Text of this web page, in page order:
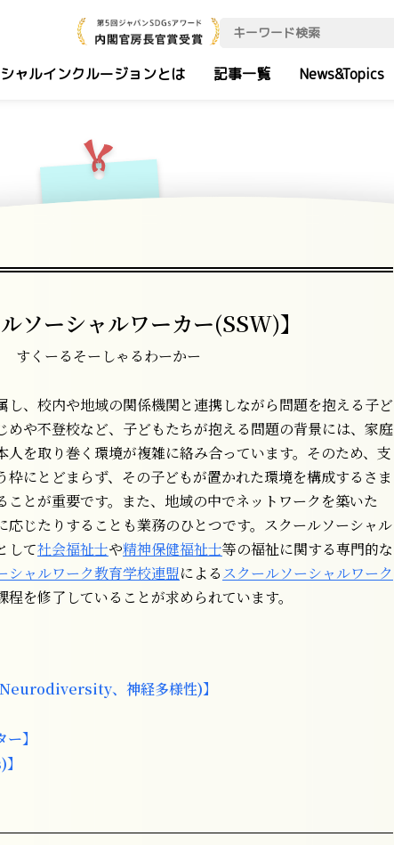
ャルインクルージョンとは 記事一覧 News&Topics
ルソーシャルワーカー(SSW)】
すくーるそーしゃるわーかー
し、校内や地域の関係機関と連携しながら問題を抱える子ど
めや不登校など、子どもたちが抱える問題の背景には、家庭
人を取り巻く環境が複雑に絡み合っています。そのため、支
枠にとどまらず、その子どもが置かれた環境を構成するさま
ことが重要です。また、地域の中でネットワークを築いた
応じたりすることも業務のひとつです。スクールソーシャル
して社会福祉士や精神保健福祉士等の福祉に関する専門的な
シャルワーク教育学校連盟によるスクールソーシャルワーク
程を修了していることが求められています。
、神経多様性)】
】